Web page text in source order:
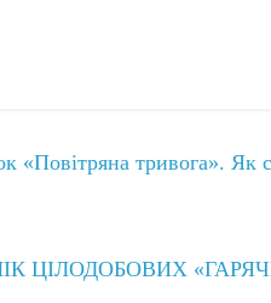
«Повітряна тривога». Як
ЦІЛОДОБОВИХ